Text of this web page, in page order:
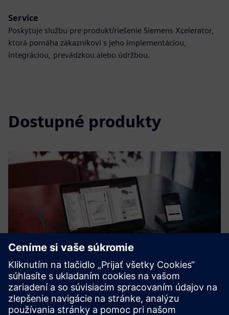
Service
Poskytuje službu pre produkt/riešenie Siemens Xcelerator,
ktorá pomáha zákazníkovi s jeho implementáciou,
integráciou, prevádzkou alebo údržbou.
Dostupné produkty
WARIOS|cmms
Warios|CMMS je softvér na plánovanie, vykonávanie a